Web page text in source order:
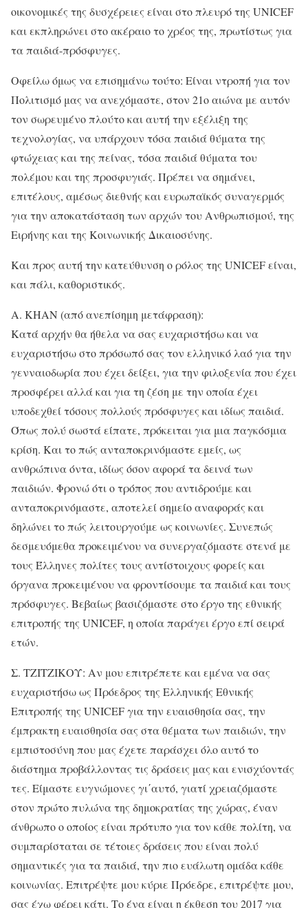
οικονομικές της δυσχέρειες είναι στο πλευρό της UNICEF
και εκπληρώνει στο ακέραιο το χρέος της, πρωτίστως για
τα παιδιά-πρόσφυγες.
Οφείλω όμως να επισημάνω τούτο: Είναι ντροπή για τον
Πολιτισμό μας να ανεχόμαστε, στον 21ο αιώνα με αυτόν
τον σωρευμένο πλούτο και αυτή την εξέλιξη της
τεχνολογίας, να υπάρχουν τόσα παιδιά θύματα της
φτώχειας και της πείνας, τόσα παιδιά θύματα του
πολέμου και της προσφυγιάς. Πρέπει να σημάνει,
επιτέλους, αμέσως διεθνής και ευρωπαϊκός συναγερμός
για την αποκατάσταση των αρχών του Ανθρωπισμού, της
Ειρήνης και της Κοινωνικής Δικαιοσύνης.
Και προς αυτή την κατεύθυνση ο ρόλος της UNICEF είναι,
και πάλι, καθοριστικός.
Α. KHAN (από ανεπίσημη μετάφραση):
Κατά αρχήν θα ήθελα να σας ευχαριστήσω και να
ευχαριστήσω στο πρόσωπό σας τον ελληνικό λαό για την
γενναιοδωρία που έχει δείξει, για την φιλοξενία που έχει
προσφέρει αλλά και για τη ζέση με την οποία έχει
υποδεχθεί τόσους πολλούς πρόσφυγες και ιδίως παιδιά.
Όπως πολύ σωστά είπατε, πρόκειται για μια παγκόσμια
κρίση. Και το πώς ανταποκρινόμαστε εμείς, ως
ανθρώπινα όντα, ιδίως όσον αφορά τα δεινά των
παιδιών. Φρονώ ότι ο τρόπος που αντιδρούμε και
ανταποκρινόμαστε, αποτελεί σημείο αναφοράς και
δηλώνει το πώς λειτουργούμε ως κοινωνίες. Συνεπώς
δεσμευόμεθα προκειμένου να συνεργαζόμαστε στενά με
τους Έλληνες πολίτες τους αντίστοιχους φορείς και
όργανα προκειμένου να φροντίσουμε τα παιδιά και τους
πρόσφυγες. Βεβαίως βασιζόμαστε στο έργο της εθνικής
επιτροπής της UNICEF, η οποία παράγει έργο επί σειρά
ετών.
Σ. ΤΖΙΤΖΙΚΟΥ: Αν μου επιτρέπετε και εμένα να σας
ευχαριστήσω ως Πρόεδρος της Ελληνικής Εθνικής
Επιτροπής της UNICEF για την ευαισθησία σας, την
έμπρακτη ευαισθησία σας στα θέματα των παιδιών, την
εμπιστοσύνη που μας έχετε παράσχει όλο αυτό το
διάστημα προβάλλοντας τις δράσεις μας και ενισχύοντάς
τες. Είμαστε ευγνώμονες γι΄αυτό, γιατί χρειαζόμαστε
στον πρώτο πυλώνα της δημοκρατίας της χώρας, έναν
άνθρωπο ο οποίος είναι πρότυπο για τον κάθε πολίτη, να
συμπαρίσταται σε τέτοιες δράσεις που είναι πολύ
σημαντικές για τα παιδιά, την πιο ευάλωτη ομάδα κάθε
κοινωνίας. Επιτρέψτε μου κύριε Πρόεδρε, επιτρέψτε μου,
σας έχω φέρει κάτι. Το ένα είναι η έκθεση του 2017 για